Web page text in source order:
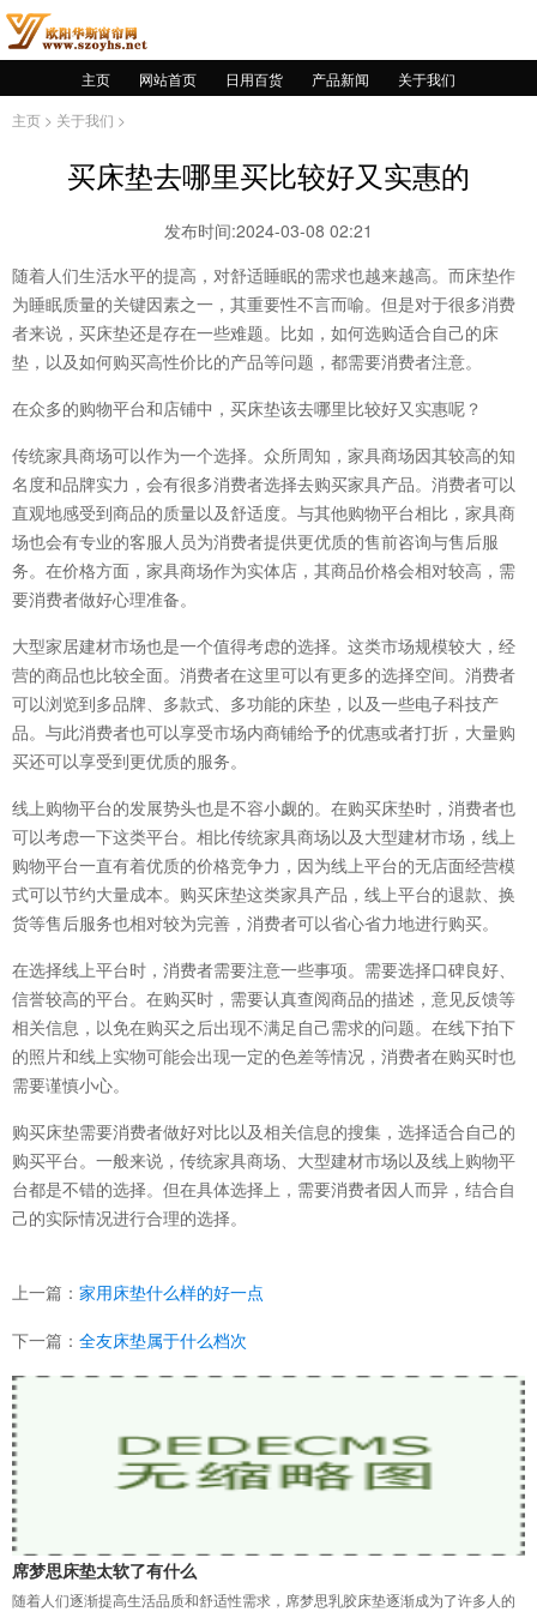
主页 网站首页 日用百货 产品新闻
关于我们
主页 > 关于我们 >
买床垫去哪里买比较好又实惠的
发布时间:2024-03-08 02:21
随着人们生活水平的提高，对舒适睡眠的需求也越来越高。而床垫作
为睡眠质量的关键因素之一，其重要性不言而喻。但是对于很多消费
者来说，买床垫还是存在一些难题。比如，如何选购适合自己的床
垫，以及如何购买高性价比的产品等问题，都需要消费者注意。
在众多的购物平台和店铺中，买床垫该去哪里比较好又实惠呢？
传统家具商场可以作为一个选择。众所周知，家具商场因其较高的知
名度和品牌实力，会有很多消费者选择去购买家具产品。消费者可以
直观地感受到商品的质量以及舒适度。与其他购物平台相比，家具商
场也会有专业的客服人员为消费者提供更优质的售前咨询与售后服
务。在价格方面，家具商场作为实体店，其商品价格会相对较高，需
要消费者做好心理准备。
大型家居建材市场也是一个值得考虑的选择。这类市场规模较大，经
营的商品也比较全面。消费者在这里可以有更多的选择空间。消费者
可以浏览到多品牌、多款式、多功能的床垫，以及一些电子科技产
品。与此消费者也可以享受市场内商铺给予的优惠或者打折，大量购
买还可以享受到更优质的服务。
线上购物平台的发展势头也是不容小觑的。在购买床垫时，消费者也
可以考虑一下这类平台。相比传统家具商场以及大型建材市场，线上
购物平台一直有着优质的价格竞争力，因为线上平台的无店面经营模
式可以节约大量成本。购买床垫这类家具产品，线上平台的退款、换
货等售后服务也相对较为完善，消费者可以省心省力地进行购买。
在选择线上平台时，消费者需要注意一些事项。需要选择口碑良好、
信誉较高的平台。在购买时，需要认真查阅商品的描述，意见反馈等
相关信息，以免在购买之后出现不满足自己需求的问题。在线下拍下
的照片和线上实物可能会出现一定的色差等情况，消费者在购买时也
需要谨慎小心。
购买床垫需要消费者做好对比以及相关信息的搜集，选择适合自己的
购买平台。一般来说，传统家具商场、大型建材市场以及线上购物平
台都是不错的选择。但在具体选择上，需要消费者因人而异，结合自
己的实际情况进行合理的选择。
上一篇： 家用床垫什么样的好一点
下一篇： 全友床垫属于什么档次
席梦思床垫太软了有什么
随着人们逐渐提高生活品质和舒适性需求，席梦思乳胶床垫逐渐成为了许多人的